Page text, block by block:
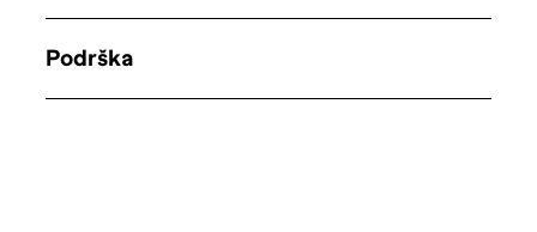
Podrška